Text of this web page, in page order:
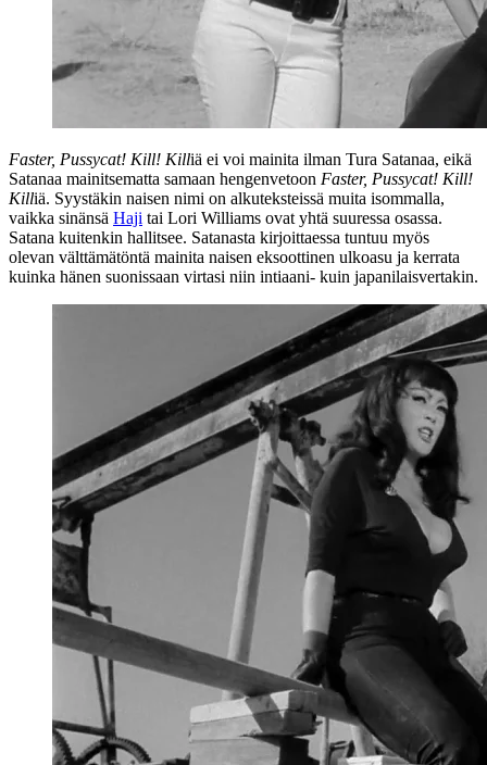
Faster, Pussycat! Kill! Killiä ei voi mainita ilman Tura Satanaa, eikä
Satanaa mainitsematta samaan hengenvetoon Faster, Pussycat! Kill!
Killiä. Syystäkin naisen nimi on alkuteksteissä muita isommalla,
vaikka sinänsä Haji tai Lori Williams ovat yhtä suuressa osassa.
Satana kuitenkin hallitsee. Satanasta kirjoittaessa tuntuu myös
olevan välttämätöntä mainita naisen eksoottinen ulkoasu ja kerrata
kuinka hänen suonissaan virtasi niin intiaani‑ kuin japanilaisvertakin.